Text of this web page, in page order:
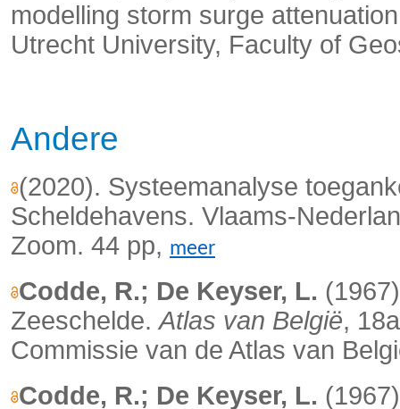
modelling storm surge
Utrecht University, Faculty of
Andere
(2020). Systeemanalyse
Scheldehavens. Vlaams-
Zoom. 44 pp, meer
Codde, R.; De Keyser, L.
Zeeschelde.Atlas van België,
Commissie van de Atlas van
Codde, R.; De Keyser, L.